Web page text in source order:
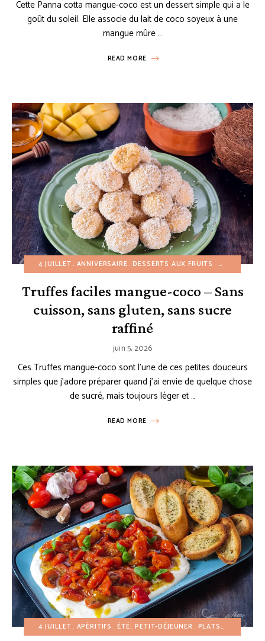
Cette Panna cotta mangue-coco est un dessert simple qui a le
goût du soleil. Elle associe du lait de coco soyeux à une
mangue mûre …
READ MORE
4 JUILLET ANNIVERSAIRE DESSERTS AUX FRUITS DESSERTS
Truffes faciles mangue-coco – Sans
cuisson, sans gluten, sans sucre
raffiné
juin 5, 2026
Ces Truffes mangue-coco sont l’une de ces petites douceurs
simples que j’adore préparer quand j’ai envie de quelque chose
de sucré, mais toujours léger et …
READ MORE
4 JUILLET APÉRITIFS ÉTÉ PETIT-DÉJEUNER PLATS D'ACCOMPAGNEMENT